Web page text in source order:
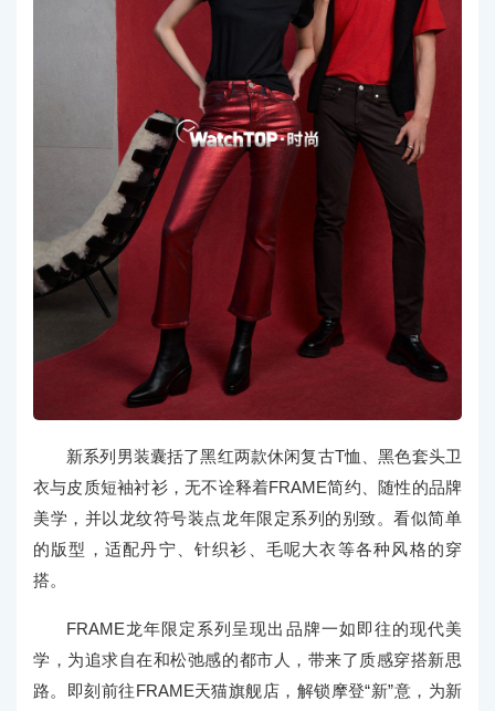
新系列男装囊括了黑红两款休闲复古T恤、黑色套头卫
衣与皮质短袖衬衫，无不诠释着FRAME简约、随性的品牌
美学，并以龙纹符号装点龙年限定系列的别致。看似简单
的版型，适配丹宁、针织衫、毛呢大衣等各种风格的穿
搭。
FRAME龙年限定系列呈现出品牌一如即往的现代美
学，为追求自在和松弛感的都市人，带来了质感穿搭新思
路。即刻前往FRAME天猫旗舰店，解锁摩登“新”意，为新